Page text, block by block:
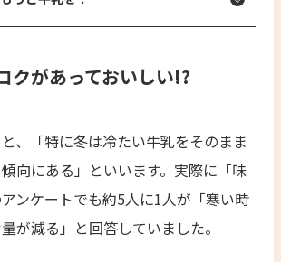
クがあっておいしい!?
、「特に冬は冷たい牛乳をそのまま
向にある」といいます。実際に「味
ンケートでも約5人に1人が「寒い時
が減る」と回答していました。